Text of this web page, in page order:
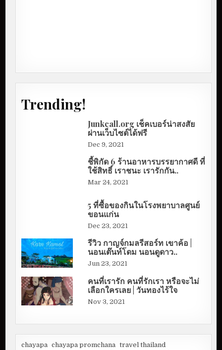
Trending!
Junkcall.org เช็คเบอร์น่าสงสัย
ผ่านเว็บไซต์ได้ฟรี
Dec 9, 2021
ชี้พิกัด 6 ร้านอาหารบรรยากาศดี ที่
ใช้สิทธิ์ เราชนะ เรารักกัน..
Mar 24, 2021
5 ที่ซื้อของกินในโรงพยาบาลศูนย์
ขอนแก่น
Dec 23, 2021
รีวิว กาญจ์กมลรีสอร์ท เขาค้อ |
นอนเต๊นท์โดม นอนดูดาว..
Jun 23, 2021
คนที่เรารัก คนที่รักเรา หรือจะไม่
เลือกใครเลย | วันทองไร้ใจ
Nov 3, 2021
chayapa chayapa promchana travel thailand